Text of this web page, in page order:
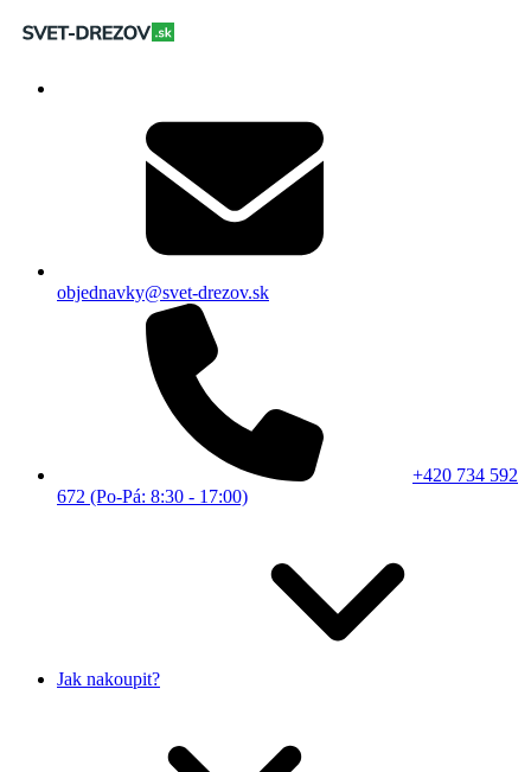
objednavky@svet-drezov.sk
+420 734 592
672 (Po-Pá: 8:30 - 17:00)
Jak nakoupit?